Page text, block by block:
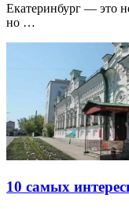
Екатеринбург — это
но …
10 самых